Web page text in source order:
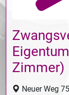
Zimmer)
Neuer Weg